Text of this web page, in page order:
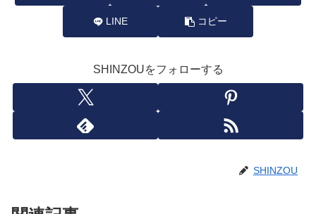
LINE コピー
SHINZOUをフォローする
SHINZOU